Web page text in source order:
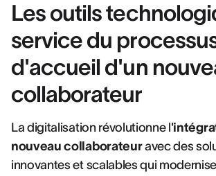
Les outils
service du
d'accueil d'un
collaborateur
La digitalisation révolutionne l'
nouveau collaborateuravec des
innovantes et scalables qui